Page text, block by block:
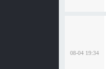
08-04 19:34